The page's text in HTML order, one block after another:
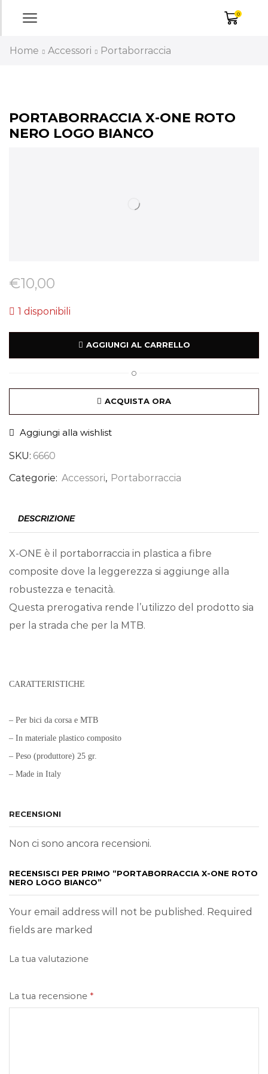
0
Home Accessori Portaborraccia
PORTABORRACCIA X-ONE ROTO
NERO LOGO BIANCO
€10,00
1 disponibili
AGGIUNGI AL CARRELLO
O
ACQUISTA ORA
Aggiungi alla wishlist
SKU: 6660
Categorie: Accessori, Portaborraccia
DESCRIZIONE
X-ONE è il portaborraccia in plastica a fibre
composite dove la leggerezza si aggiunge alla
robustezza e tenacità.
Questa prerogativa rende l’utilizzo del prodotto sia
per la strada che per la MTB.
CARATTERISTICHE
– Per bici da corsa e MTB
– In materiale plastico composito
– Peso (produttore) 25 gr.
– Made in Italy
RECENSIONI
Non ci sono ancora recensioni.
RECENSISCI PER PRIMO “PORTABORRACCIA X-ONE ROTO
NERO LOGO BIANCO”
Your email address will not be published. Required
fields are marked
La tua valutazione
La tua recensione *